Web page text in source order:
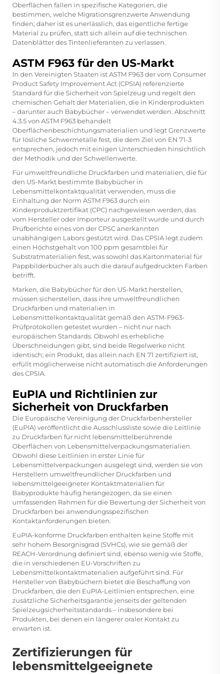
Oberflächen fallen in spezifische Kategorien, die
bestimmen, welche Migrationsgrenzwerte Anwendung
finden; daher ist es unerlässlich, das eigentliche fertige
Material zu prüfen, statt sich allein auf die technischen
Datenblätter des Tintenlieferanten zu verlassen.
ASTM F963 für den US-Markt
In den Vereinigten Staaten ist ASTM F963 der vom Consumer
Product Safety Improvement Act (CPSIA) referenzierte
Standard für die Sicherheit von Spielzeug und regelt den
chemischen Gehalt der Materialien, die in Kinderprodukten
– darunter auch Babybücher – verwendet werden. Abschnitt
4.3.5 von ASTM F963 behandelt
Oberflächenbeschichtungsmaterialien und legt Grenzwerte
für lösliche Schwermetalle fest, die dem Ziel von EN 71-3
entsprechen, jedoch mit einigen Unterschieden hinsichtlich
der Methodik und der Schwellenwerte.
Für umweltfreundliche Druckfarben und materialien, die für
den US-Markt bestimmte Babybücher in
Lebensmittelkontaktqualität verwenden, muss die
Einhaltung der Norm ASTM F963 durch ein
Kinderproduktzertifikat (CPC) nachgewiesen werden, das
vom Hersteller oder Importeur ausgestellt wurde und durch
Prüfberichte eines von der CPSC anerkannten
unabhängigen Labors gestützt wird. Das CPSIA legt zudem
einen Höchstgehalt von 100 ppm gesamtblei für
Substratmaterialien fest, was sowohl das Kartonmaterial für
Pappbilderbücher als auch die darauf aufgedruckten Farben
betrifft.
Marken, die Babybücher für den US-Markt herstellen,
müssen sicherstellen, dass ihre umweltfreundlichen
Druckfarben und materialien in
Lebensmittelkontaktqualität gemäß den ASTM-F963-
Prüfprotokollen getestet wurden – nicht nur nach
europäischen Standards. Obwohl es erhebliche
Überschneidungen gibt, sind beide Regelwerke nicht
identisch; ein Produkt, das allein nach EN 71 zertifiziert ist,
erfüllt möglicherweise nicht automatisch die Anforderungen
des CPSIA.
EuPIA und Richtlinien zur
Sicherheit von Druckfarben
Die Europäische Vereinigung der Druckfarbenhersteller
(EuPIA) veröffentlicht die Ausschlussliste sowie die Leitlinie
zu Druckfarben für nicht lebensmittelberührende
Oberflächen von Lebensmittelverpackungsmaterialien.
Obwohl diese Leitlinien in erster Linie für
Lebensmittelverpackungen ausgelegt sind, werden sie von
Herstellern umweltfreundlicher Druckfarben und
lebensmittelgeeigneter Kontaktmaterialien für
Babyprodukte häufig herangezogen, da sie einen
umfassenden Rahmen für die Bewertung der Sicherheit von
Druckfarben bei anwendungsspezifischen
Kontaktanforderungen bieten.
EuPIA-konforme Druckfarben enthalten keine Stoffe mit
sehr hohem Besorgnisgrad (SVHCs), wie sie gemäß der
REACH-Verordnung definiert sind, ebenso wenig wie Stoffe,
die in verschiedenen EU-Vorschriften zu
Lebensmittelkontaktmaterialien aufgeführt sind. Für
Hersteller von Babybüchern bietet die Beschaffung von
Druckfarben, die den EuPIA-Leitlinien entsprechen, eine
zusätzliche Sicherheitsgarantie jenseits der geltenden
Spielzeugsicherheitsstandards – insbesondere bei
Produkten, bei denen ein längerer oraler Kontakt zu
erwarten ist.
Zertifizierungen für
lebensmittelgeeignete